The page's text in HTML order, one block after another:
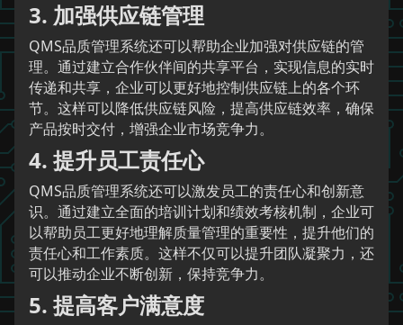
3. 加强供应链管理
QMS品质管理系统还可以帮助企业加强对供应链的管
理。通过建立合作伙伴间的共享平台，实现信息的实时
传递和共享，企业可以更好地控制供应链上的各个环
节。这样可以降低供应链风险，提高供应链效率，确保
产品按时交付，增强企业市场竞争力。
4. 提升员工责任心
QMS品质管理系统还可以激发员工的责任心和创新意
识。通过建立全面的培训计划和绩效考核机制，企业可
以帮助员工更好地理解质量管理的重要性，提升他们的
责任心和工作素质。这样不仅可以提升团队凝聚力，还
可以推动企业不断创新，保持竞争力。
5. 提高客户满意度